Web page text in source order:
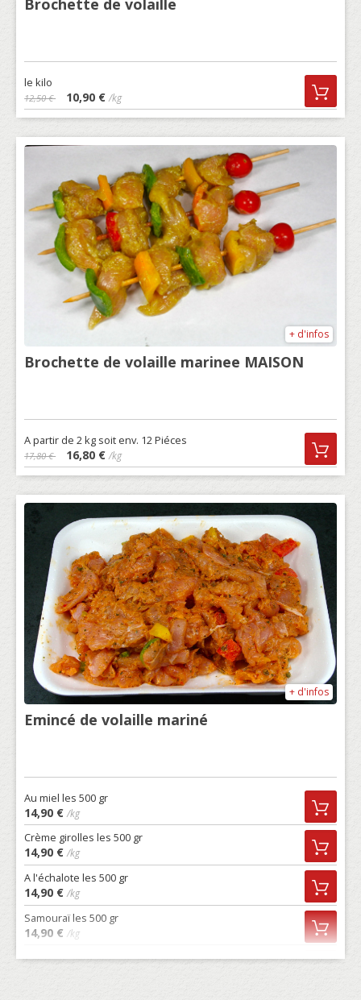
Brochette de volaille
le kilo
12,50 € 10,90 €/kg
+ d'infos
Brochette de volaille marinee MAISON
A partir de 2 kg soit env. 12 Piéces
17,80 € 16,80 €/kg
+ d'infos
Emincé de volaille mariné
Au miel les 500 gr
14,90 €/kg
Crème girolles les 500 gr
14,90 €/kg
A l'échalote les 500 gr
14,90 €/kg
Samouraï les 500 gr
14,90 €/kg
Cajun les 500 gr